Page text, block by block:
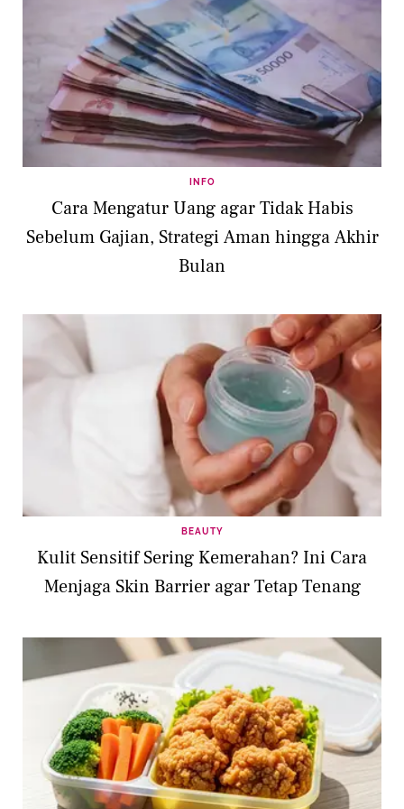
INFO
Cara Mengatur Uang agar Tidak Habis
Sebelum Gajian, Strategi Aman hingga Akhir
Bulan
BEAUTY
Kulit Sensitif Sering Kemerahan? Ini Cara
Menjaga Skin Barrier agar Tetap Tenang